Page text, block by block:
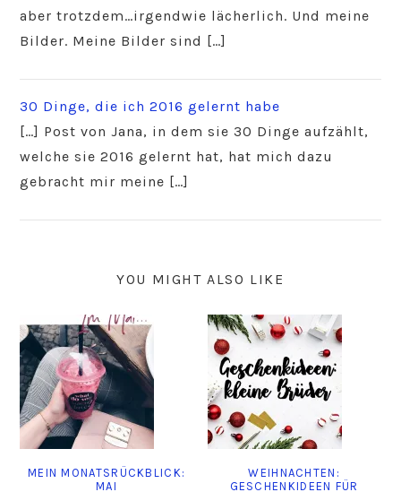
aber trotzdem…irgendwie lächerlich. Und meine
Bilder. Meine Bilder sind […]
30 Dinge, die ich 2016 gelernt habe
[…] Post von Jana, in dem sie 30 Dinge aufzählt,
welche sie 2016 gelernt hat, hat mich dazu
gebracht mir meine […]
YOU MIGHT ALSO LIKE
MEIN MONATSRÜCKBLICK:
MAI
WEIHNACHTEN:
GESCHENKIDEEN FÜR